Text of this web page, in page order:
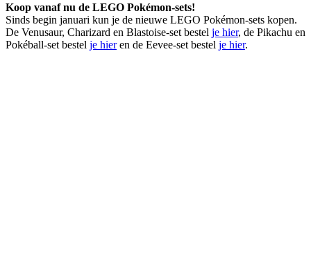
Koop vanaf nu de LEGO Pokémon-sets!
Sinds begin januari kun je de nieuwe LEGO Pokémon-sets kopen.
De Venusaur, Charizard en Blastoise-set bestel je hier, de Pikachu en
Pokéball-set bestel je hieren de Eevee-set bestel je hier.